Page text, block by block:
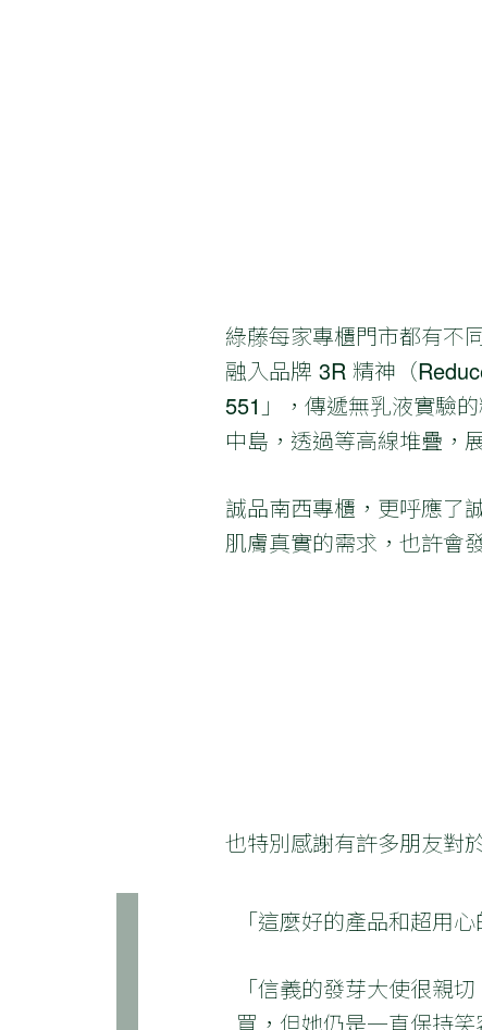
綠藤每家專櫃門市都有不
融入品牌 3R 精神（
551」，傳遞無乳液實驗
中島，透過等高線堆疊，
誠品南西專櫃，更呼應了
肌膚真實的需求，也許會
也特別感謝有許多朋友對
「這麼好的產品和超用
「信義的發芽大使很親
買，但她仍是一直保持